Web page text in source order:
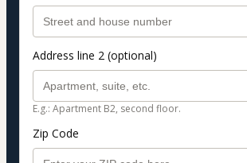
Address line 2 (optional)
E.g.: Apartment B2, second floor.
Zip Code